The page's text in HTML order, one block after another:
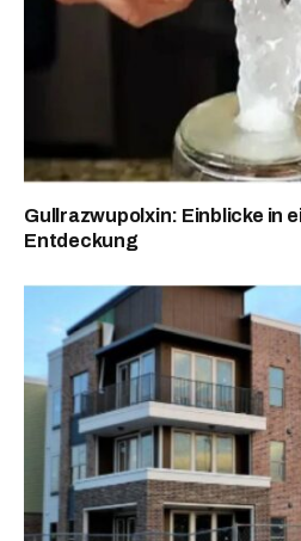
Gullrazwupolxin: Einblicke in
Entdeckung